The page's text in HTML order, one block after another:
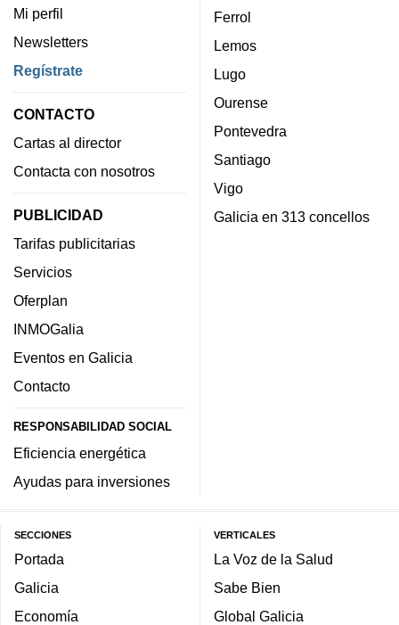
Mi perfil
Newsletters
Regístrate
CONTACTO
Cartas al director
Contacta con nosotros
PUBLICIDAD
Tarifas publicitarias
Servicios
Oferplan
INMOGalia
Eventos en Galicia
Contacto
RESPONSABILIDAD SOCIAL
Eficiencia energética
Ayudas para inversiones
Ferrol
Lemos
Lugo
Ourense
Pontevedra
Santiago
Vigo
Galicia en 313 concellos
SECCIONES
Portada
Galicia
Economía
VERTICALES
La Voz de la Salud
Sabe Bien
Global Galicia